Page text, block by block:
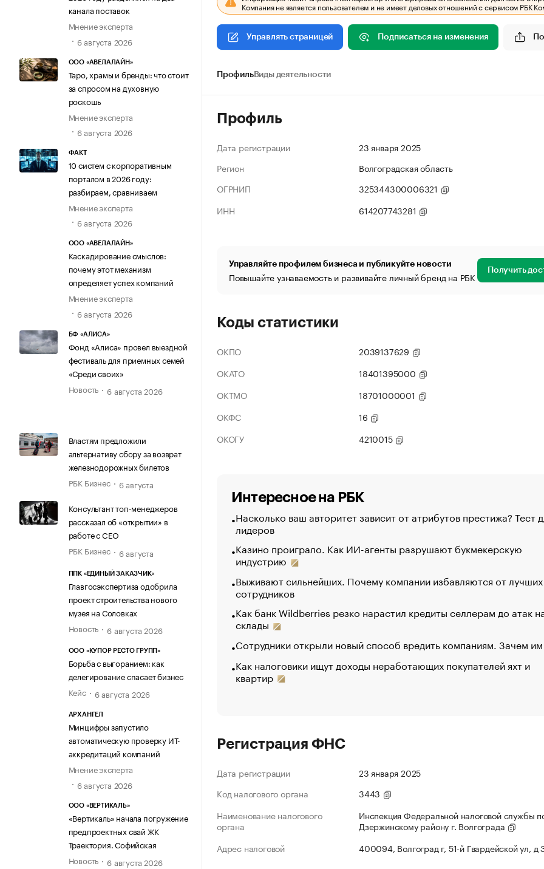
канала поставок
Мнение эксперта
6 августа 2026
ООО «АВЕЛАЛАЙН»
Таро, храмы и бренды: что стоит
за спросом на духовную
роскошь
Мнение эксперта
6 августа 2026
ФАКТ
10 систем с корпоративным
порталом в 2026 году:
разбираем, сравниваем
Мнение эксперта
6 августа 2026
ООО «АВЕЛАЛАЙН»
Каскадирование смыслов:
почему этот механизм
определяет успех компаний
Мнение эксперта
6 августа 2026
БФ «АЛИСА»
Фонд «Алиса» провел выездной
фестиваль для приемных семей
«Среди своих»
Новость
6 августа 2026
Властям предложили
альтернативу сбору за возврат
железнодорожных билетов
РБК Бизнес
6 августа
Консультант топ-менеджеров
рассказал об «открытии» в
работе с CEO
РБК Бизнес
6 августа
ППК «ЕДИНЫЙ ЗАКАЗЧИК»
Главгосэкспертиза одобрила
проект строительства нового
музея на Соловках
Новость
6 августа 2026
ООО «КУПОР РЕСТО ГРУПП»
Борьба с выгоранием: как
делегирование спасает бизнес
Кейс
6 августа 2026
АРХАНГЕЛ
Минцифры запустило
автоматическую проверку ИТ-
аккредитаций компаний
Мнение эксперта
6 августа 2026
ООО «ВЕРТИКАЛЬ»
«Вертикаль» начала погружение
предпроектных свай ЖК
Траектория. Софийская
Новость
6 августа 2026
Компания не является пользователем и не имеет деловых отношений с сервисом РБК
Управлять страницей Подписаться на изменения
ПрофильВиды деятельности
Профиль
Дата регистрации
23 января 2025
Регион
Волгоградская область
ОГРНИП
325344300006321
ИНН
614207743281
Управляйте профилем бизнеса и публикуйте новости
Повышайте узнаваемость и развивайте личный бренд на РБК Получить
Коды статистики
ОКПО
2039137629
ОКАТО
18401395000
ОКТМО
18701000001
ОКФС
16
ОКОГУ
4210015
Интересное на РБК
Насколько ваш авторитет зависит от атрибутов престижа? Тест
лидеров
Казино проиграло. Как ИИ-агенты разрушают букмекерскую
индустрию
Выживают сильнейших. Почему компании избавляются от лучших
сотрудников
Как банк Wildberries резко нарастил кредиты селлерам до атак
склады
Сотрудники открыли новый способ вредить компаниям. Зачем
Как налоговики ищут доходы неработающих покупателей яхт и
квартир
Регистрация ФНС
Дата регистрации
23 января 2025
Код налогового органа
3443
Наименование налогового
органа
Инспекция Федеральной налоговой службы
Дзержинскому району г. Волгограда
Адрес налоговой
400094, Волгоград г, 51-й Гвардейской ул, д